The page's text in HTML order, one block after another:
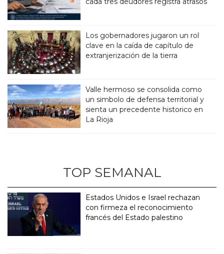
Los gobernadores jugaron un rol
clave en la caída de capítulo de
extranjerización de la tierra
Valle hermoso se consolida como
un simbolo de defensa territorial y
sienta un precedente historico en
La Rioja
TOP SEMANAL
Estados Unidos e Israel rechazan
con firmeza el reconocimiento
francés del Estado palestino